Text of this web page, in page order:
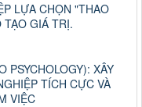
LỰA CHỌN "THAO
TẠO GIÁ TRỊ.
PSYCHOLOGY): XÂY
TÍCH CỰC VÀ
VIỆC